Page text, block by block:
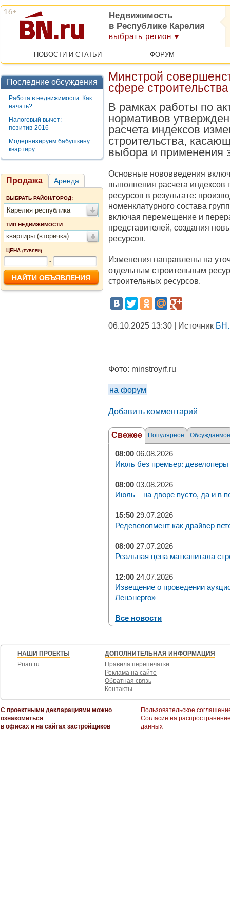
Недвижимость
в Республике Карелия
выбрать регион
НОВОСТИ И СТАТЬИ ФОРУМ
Последние обсуждения
Работа в недвижимости. Как
начать?
Налоговый вычет:
позитив-2016
Модернизируем бабушкину
квартиру
Продажа Аренда
ВЫБРАТЬ РАЙОН/ГОРОД:
Карелия республика
ТИП НЕДВИЖИМОСТИ:
квартиры (вторичка)
ЦЕНА (РУБЛЕЙ):
-
Минстрой
сфере строительства
В рамках работы по
нормативов
расчета индексов
строительства,
выбора и применения
Основные нововведения
выполнения расчета
ресурсов в результате:
номенклатурного состава
включая перемещение и
представителей, создания
ресурсов.
Изменения направлены на
отдельным строительным
строительных ресурсов.
06.10.2025 13:30 | Источник
Фото: minstroyrf.ru
на форум
Добавить комментарий
Свежее Популярное Обсуждаемое
08:00 06.08.2026
Июль без премьер: девелоперы
08:00 03.08.2026
Июль – на дворе пусто, да и в
15:50 29.07.2026
Редевелопмент как драйвер
08:00 27.07.2026
Реальная цена маткапитала
12:00 24.07.2026
Извещение о проведении
Ленэнерго»
Все новости
НАШИ ПРОЕКТЫ
Prian.ru
ДОПОЛНИТЕЛЬНАЯ ИНФОРМАЦИЯ
Правила перепечатки
Реклама на сайте
Обратная связь
Контакты
С проектными декларациями можно
ознакомиться
в офисах и на сайтах застройщиков
Пользовательское
Согласие на
данных